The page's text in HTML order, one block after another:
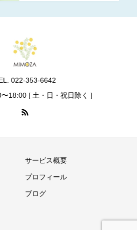
022-353-6642
18:00 [ 土・日・祝日除く ]
サービス概要
プロフィール
ブログ